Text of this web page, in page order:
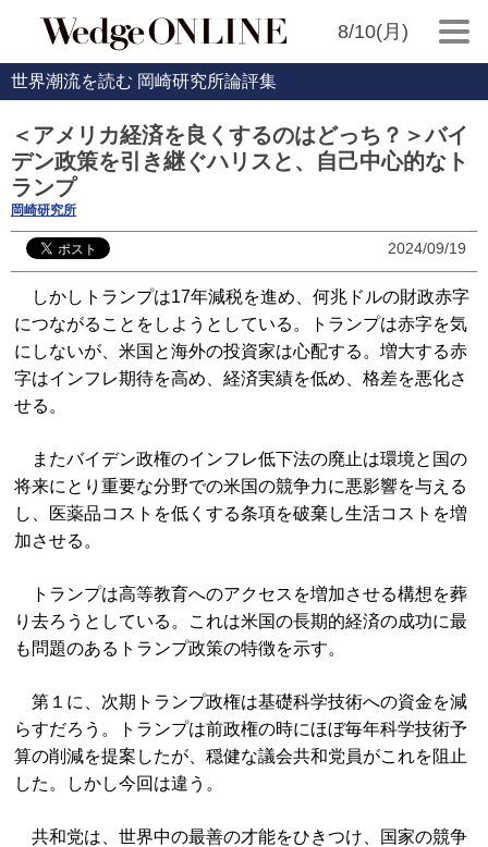
8/10(月)
世界潮流を読む 岡崎研究所論評集
＜アメリカ経済を良くするのはどっち？＞バイ
デン政策を引き継ぐハリスと、自己中心的なト
ランプ
岡崎研究所
2024/09/19
しかしトランプは17年減税を進め、何兆ドルの財政赤字
につながることをしようとしている。トランプは赤字を気
にしないが、米国と海外の投資家は心配する。増大する赤
字はインフレ期待を高め、経済実績を低め、格差を悪化さ
せる。
またバイデン政権のインフレ低下法の廃止は環境と国の
将来にとり重要な分野での米国の競争力に悪影響を与える
し、医薬品コストを低くする条項を破棄し生活コストを増
加させる。
トランプは高等教育へのアクセスを増加させる構想を葬
り去ろうとしている。これは米国の長期的経済の成功に最
も問題のあるトランプ政策の特徴を示す。
第１に、次期トランプ政権は基礎科学技術への資金を減
らすだろう。トランプは前政権の時にほぼ毎年科学技術予
算の削減を提案したが、穏健な議会共和党員がこれを阻止
した。しかし今回は違う。
共和党は、世界中の最善の才能をひきつけ、国家の競争